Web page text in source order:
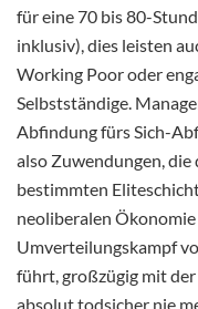
für eine 70 bis 80-
inklusiv), dies leisten
Working Poor oder
Selbstständige.
Abfindung fürs Sich-
also Zuwendungen,
bestimmten
neoliberalen
Umverteilungskampf
führt, großzügig mit
absolut todsicher nie